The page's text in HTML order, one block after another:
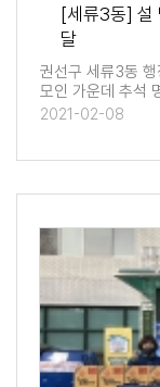
[세류3동] 설
달
권선구 세류3동 행
모인 가운데 추석
2021-02-08